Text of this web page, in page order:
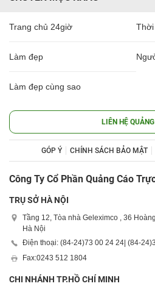
Trang chủ 24giờ Thời
Làm đẹp
Làm đẹp cùng sao
LIÊN HỆ
GÓP Ý CHÍNH SÁCH BẢO MẬT
Công Ty Cổ Phần Quảng Cáo
TRỤ SỞ HÀ NỘI
Tầng 12, Tòa nhà Geleximco , 36
Hà Nội
Điện thoại: (84-24)73 00 24 24 | (84-24)
Fax:0243 512 1804
CHI NHÁNH TP.HỒ CHÍ MINH